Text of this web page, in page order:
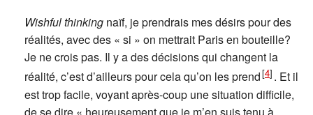
Wishful thinking naïf, je prendrais mes désirs pour des
réalités, avec des « si » on mettrait Paris en bouteille?
Je ne crois pas. Il y a des décisions qui changent la
réalité, c’est d’ailleurs pour cela qu’on les prend[4] . Et il
est trop facile, voyant après-coup une situation difficile,
de se dire « heureusement que je m’en suis tenu à